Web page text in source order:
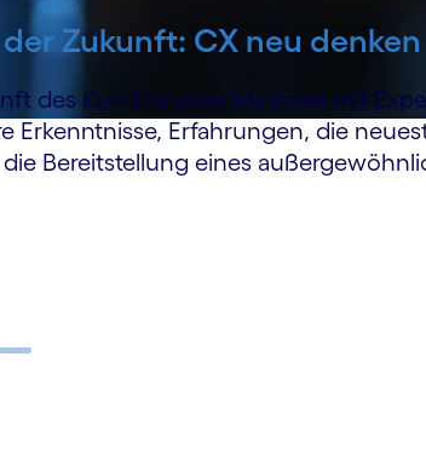
Zukunft: CX neu denken
des Kund:innen­erlebnisses mit
Erkenntnisse, Erfahrungen, die
Bereitstellung eines